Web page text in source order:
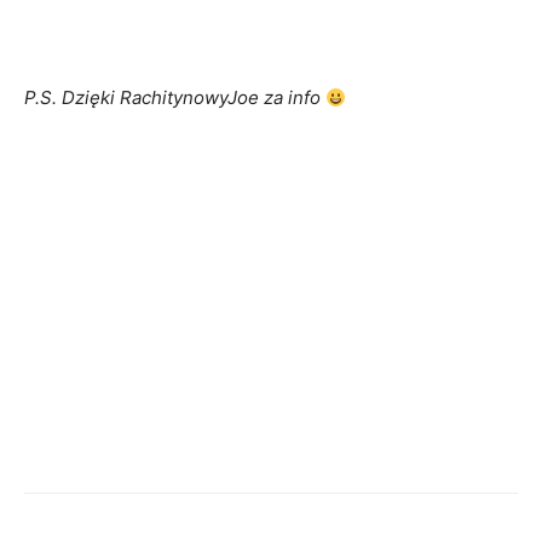
P.S. Dzięki RachitynowyJoe za info